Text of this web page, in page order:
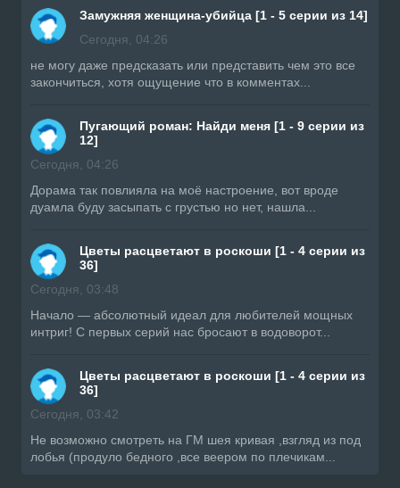
Замужняя женщина-убийца [1 - 5 серии из 14]
Сегодня, 04:26
не могу даже предсказать или представить чем это все
закончиться, хотя ощущение что в комментах...
Пугающий роман: Найди меня [1 - 9 серии из
12]
Сегодня, 04:26
Дорама так повлияла на моё настроение, вот вроде
дуамла буду засыпать с грустью но нет, нашла...
Цветы расцветают в роскоши [1 - 4 серии из
36]
Сегодня, 03:48
Начало — абсолютный идеал для любителей мощных
интриг! С первых серий нас бросают в водоворот...
Цветы расцветают в роскоши [1 - 4 серии из
36]
Сегодня, 03:42
Не возможно смотреть на ГМ шея кривая ,взгляд из под
лобья (продуло бедного ,все веером по плечикам...